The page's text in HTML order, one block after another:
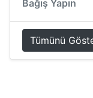
Bağış Yapın
Tümünü